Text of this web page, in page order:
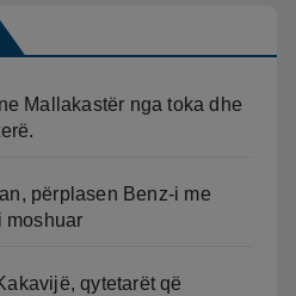
Mallakastër nga toka dhe
përplasen Benz-i me
moshuar
qytetarët që